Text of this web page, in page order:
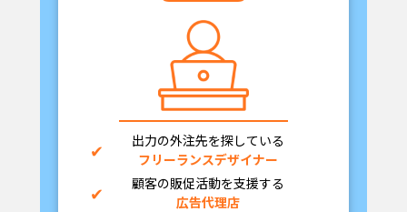
出力の外注先を探している
フリーランスデザイナー
顧客の販促活動を支援する
広告代理店